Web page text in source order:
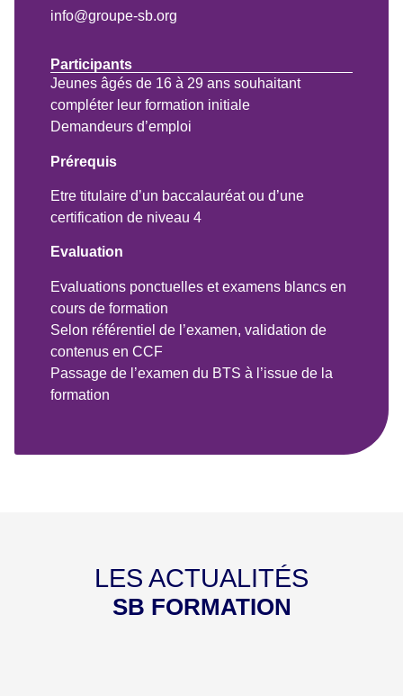
info@groupe-sb.org
Participants
Jeunes âgés de 16 à 29 ans souhaitant
compléter leur formation initiale
Demandeurs d’emploi
Prérequis
Etre titulaire d’un baccalauréat ou d’une
certification de niveau 4
Evaluation
Evaluations ponctuelles et examens blancs en
cours de formation
Selon référentiel de l’examen, validation de
contenus en CCF
Passage de l’examen du BTS à l’issue de la
formation
LES ACTUALITÉS
SB FORMATION